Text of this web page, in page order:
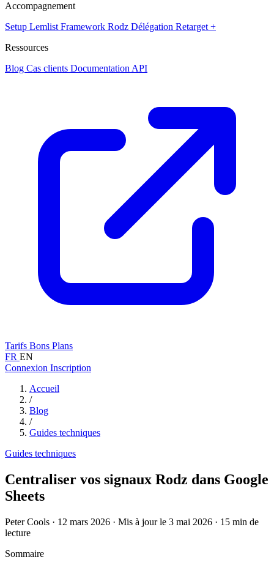
Accompagnement
Setup Lemlist Framework Rodz Délégation Retarget +
Ressources
Blog Cas clients Documentation API
Tarifs Bons Plans
FR EN
Connexion Inscription
Accueil
/
Blog
/
Guides techniques
Guides techniques
Centraliser vos signaux Rodz dans Google
Sheets
Peter Cools · 12 mars 2026 · Mis à jour le 3 mai 2026 · 15 min de
lecture
Sommaire